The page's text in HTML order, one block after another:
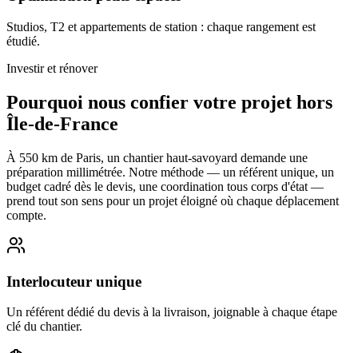
Studios, T2 et appartements de station : chaque rangement est
étudié.
Investir et rénover
Pourquoi nous confier votre projet hors
Île-de-France
À 550 km de Paris, un chantier haut-savoyard demande une
préparation millimétrée. Notre méthode — un référent unique, un
budget cadré dès le devis, une coordination tous corps d'état —
prend tout son sens pour un projet éloigné où chaque déplacement
compte.
Interlocuteur unique
Un référent dédié du devis à la livraison, joignable à chaque étape
clé du chantier.